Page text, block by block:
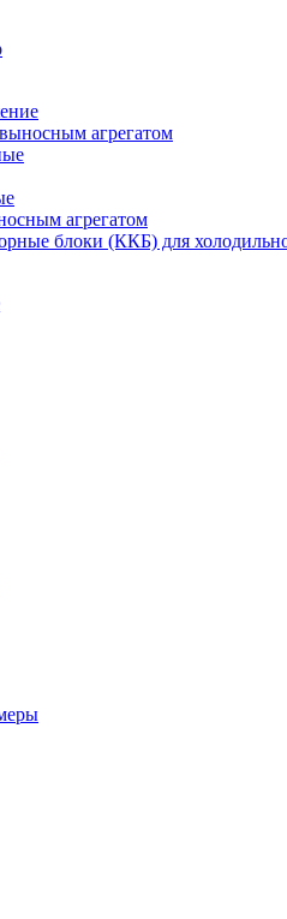
агрегатом
агрегатом
блоки (ККБ) для